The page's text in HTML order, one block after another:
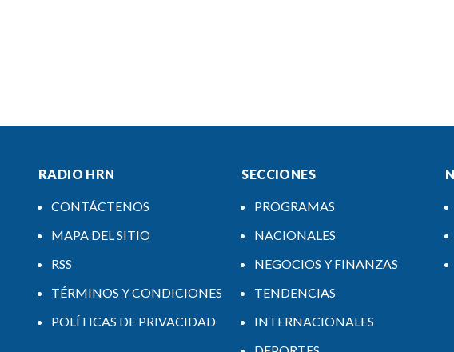
RADIO HRN
CONTÁCTENOS
MAPA DEL SITIO
RSS
TÉRMINOS Y CONDICIONES
POLÍTICAS DE PRIVACIDAD
SECCIONES
PROGRAMAS
NACIONALES
NEGOCIOS Y FINANZAS
TENDENCIAS
INTERNACIONALES